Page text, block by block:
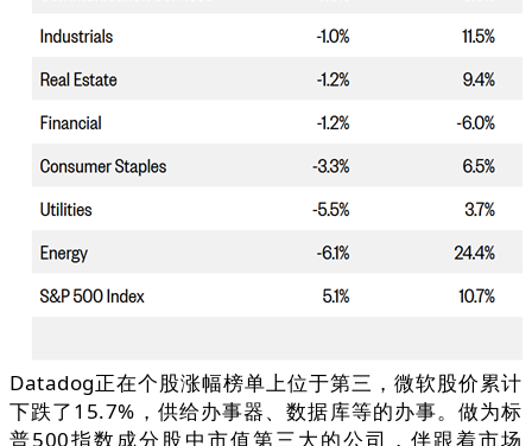
Datadog正在个股涨幅榜单上位于第三，微软股价累计
下跌了15.7%，供给办事器、数据库等的办事。做为标
普500指数成分股中市值第三大的公司，伴跟着市场